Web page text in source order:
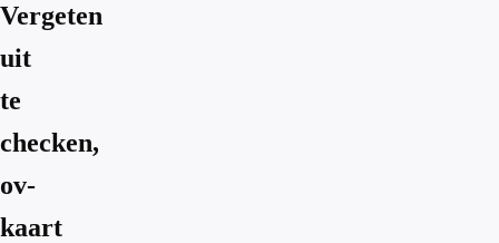
Vergeten
uit
te
checken,
ov-
kaart